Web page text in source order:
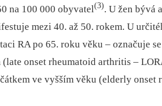
na 100 000 obyvatel(3). U žen bývá
mezi 40. až 50. rokem. U
RA po 65. roku věku –⁠ označuje
onset rheumatoid arthritis –⁠
ve vyšším věku (elderly onset